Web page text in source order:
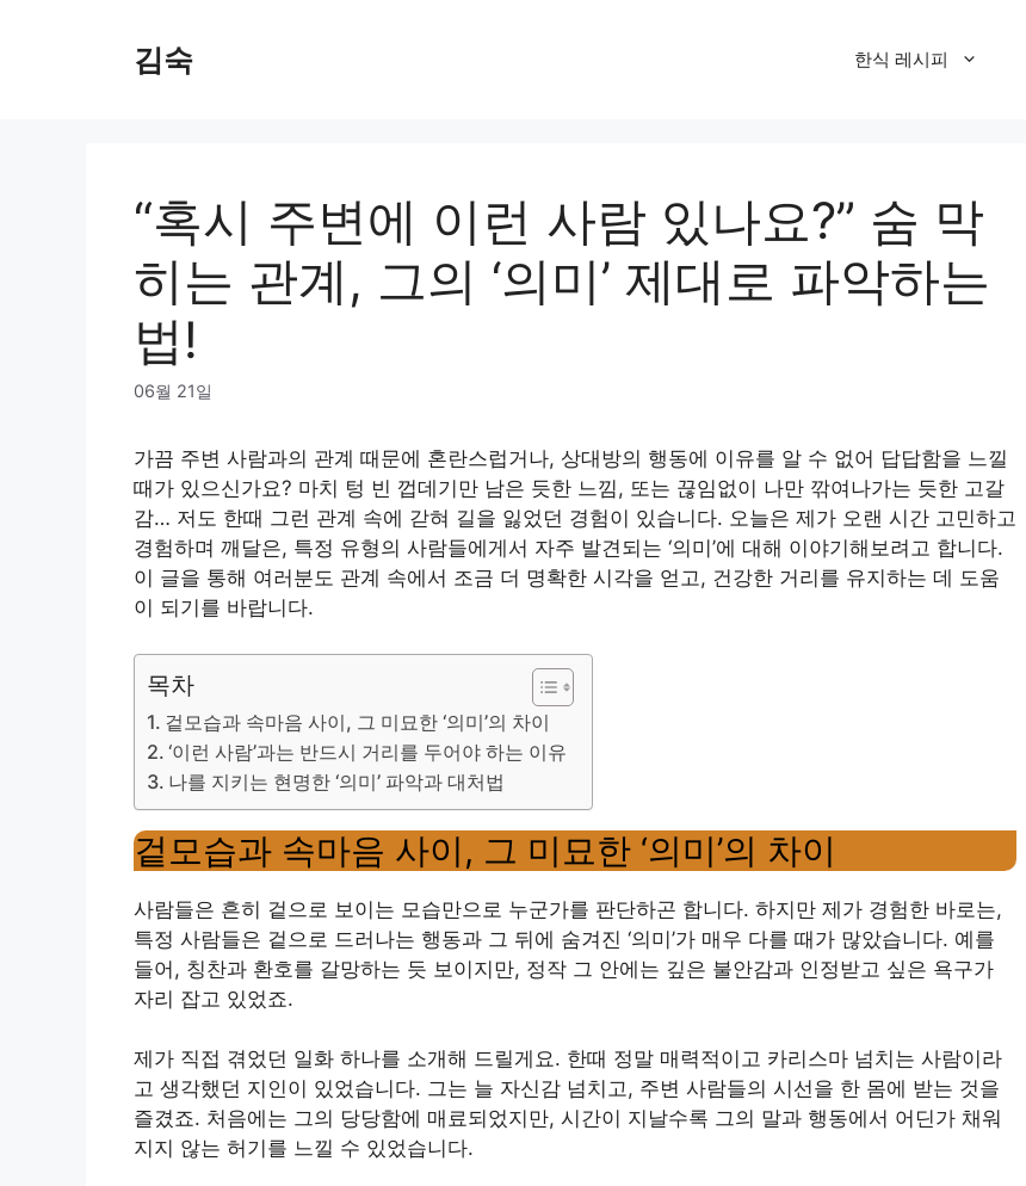
김숙 한식 레시피
“혹시 주변에 이런 사람 있나요?” 숨 막
히는 관계, 그의 ‘의미’ 제대로 파악하는
법!
06월 21일
가끔 주변 사람과의 관계 때문에 혼란스럽거나, 상대방의 행동에 이유를 알 수 없어 답답함을 느낄
때가 있으신가요? 마치 텅 빈 껍데기만 남은 듯한 느낌, 또는 끊임없이 나만 깎여나가는 듯한 고갈
감… 저도 한때 그런 관계 속에 갇혀 길을 잃었던 경험이 있습니다. 오늘은 제가 오랜 시간 고민하고
경험하며 깨달은, 특정 유형의 사람들에게서 자주 발견되는 ‘의미’에 대해 이야기해보려고 합니다.
이 글을 통해 여러분도 관계 속에서 조금 더 명확한 시각을 얻고, 건강한 거리를 유지하는 데 도움
이 되기를 바랍니다.
목차
겉모습과 속마음 사이, 그 미묘한 ‘의미’의 차이
‘이런 사람’과는 반드시 거리를 두어야 하는 이유
나를 지키는 현명한 ‘의미’ 파악과 대처법
겉모습과 속마음 사이, 그 미묘한 ‘의미’의 차이
사람들은 흔히 겉으로 보이는 모습만으로 누군가를 판단하곤 합니다. 하지만 제가 경험한 바로는,
특정 사람들은 겉으로 드러나는 행동과 그 뒤에 숨겨진 ‘의미’가 매우 다를 때가 많았습니다. 예를
들어, 칭찬과 환호를 갈망하는 듯 보이지만, 정작 그 안에는 깊은 불안감과 인정받고 싶은 욕구가
자리 잡고 있었죠.
제가 직접 겪었던 일화 하나를 소개해 드릴게요. 한때 정말 매력적이고 카리스마 넘치는 사람이라
고 생각했던 지인이 있었습니다. 그는 늘 자신감 넘치고, 주변 사람들의 시선을 한 몸에 받는 것을
즐겼죠. 처음에는 그의 당당함에 매료되었지만, 시간이 지날수록 그의 말과 행동에서 어딘가 채워
지지 않는 허기를 느낄 수 있었습니다.